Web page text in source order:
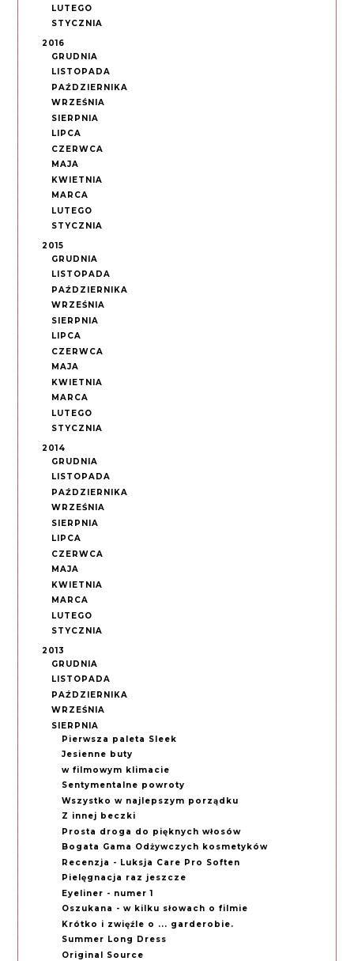
LUTEGO
STYCZNIA
2016
GRUDNIA
LISTOPADA
PAŹDZIERNIKA
WRZEŚNIA
SIERPNIA
LIPCA
CZERWCA
MAJA
KWIETNIA
MARCA
LUTEGO
STYCZNIA
2015
GRUDNIA
LISTOPADA
PAŹDZIERNIKA
WRZEŚNIA
SIERPNIA
LIPCA
CZERWCA
MAJA
KWIETNIA
MARCA
LUTEGO
STYCZNIA
2014
GRUDNIA
LISTOPADA
PAŹDZIERNIKA
WRZEŚNIA
SIERPNIA
LIPCA
CZERWCA
MAJA
KWIETNIA
MARCA
LUTEGO
STYCZNIA
2013
GRUDNIA
LISTOPADA
PAŹDZIERNIKA
WRZEŚNIA
SIERPNIA
Pierwsza paleta Sleek
Jesienne buty
w filmowym klimacie
Sentymentalne powroty
Wszystko w najlepszym porządku
Z innej beczki
Prosta droga do pięknych włosów
Bogata Gama Odżywczych kosmetyków
Recenzja - Luksja Care Pro Soften
Pielęgnacja raz jeszcze
Eyeliner - numer 1
Oszukana - w kilku słowach o filmie
Krótko i zwięźle o ... garderobie.
Summer Long Dress
Original Source